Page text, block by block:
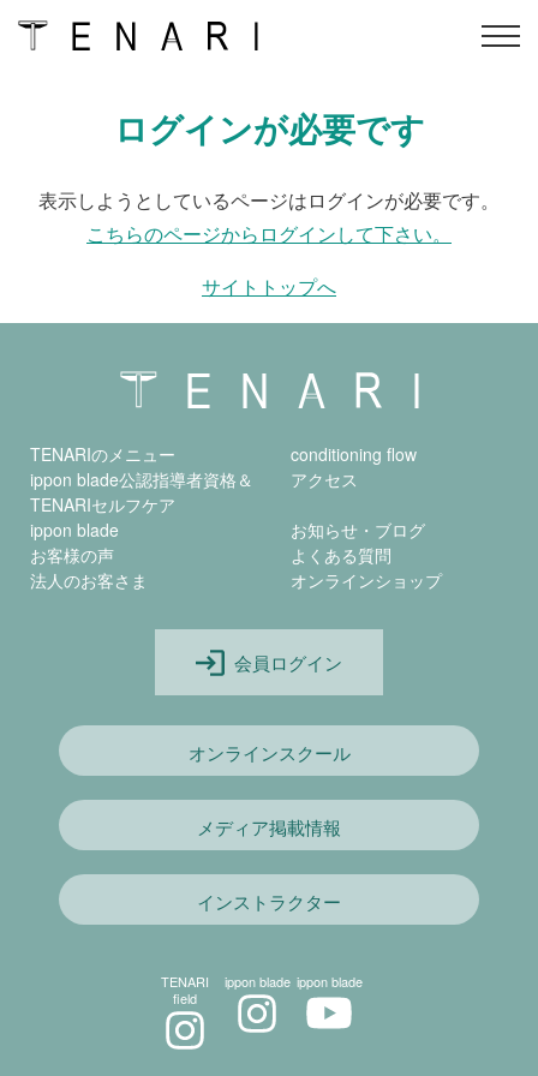
TENARIのメニュー conditioning flow
格＆TENARIセルフケア
インストラクター オンラインショップ
会社概要 よくある質問
会員ログイン 予約
ログインが必要です
表示しようとしているページはログインが必要です。
こちらのページからログインして下さい。
サイトトップへ
TENARIのメニュー
conditioning flow
ippon blade公認指導者資格＆
TENARIセルフケア
アクセス
ippon blade
お知らせ・ブログ
お客様の声
よくある質問
法人のお客さま
オンラインショップ
会員ログイン
TENARI
field
ippon blade ippon blade
オンラインスクール
メディア掲載情報
インストラクター